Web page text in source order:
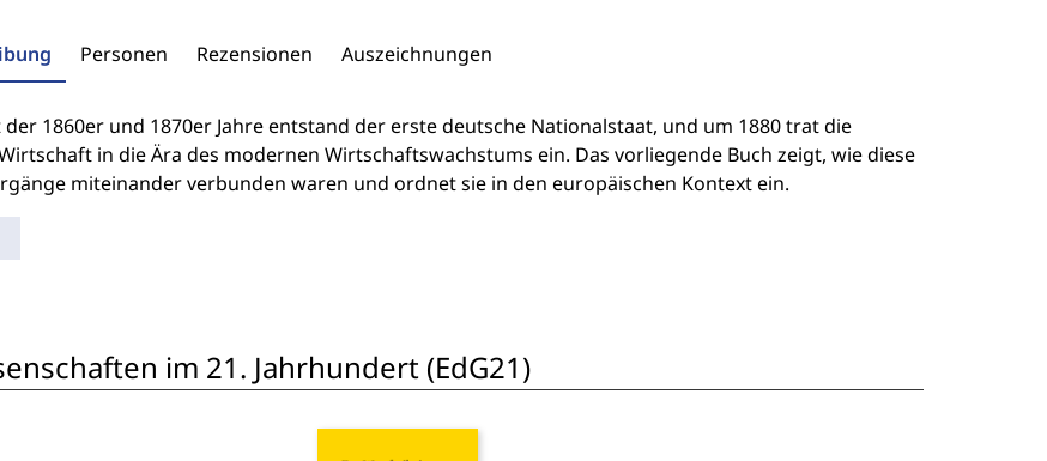
Personen Rezensionen Auszeichnungen
1860er und 1870er Jahre entstand der erste deutsche Nationalstaat, und um 1880 trat die
in die Ära des modernen Wirtschaftswachstums ein. Das vorliegende Buch zeigt, wie diese
miteinander verbunden waren und ordnet sie in den europäischen Kontext ein.
im 21. Jahrhundert (EdG21)